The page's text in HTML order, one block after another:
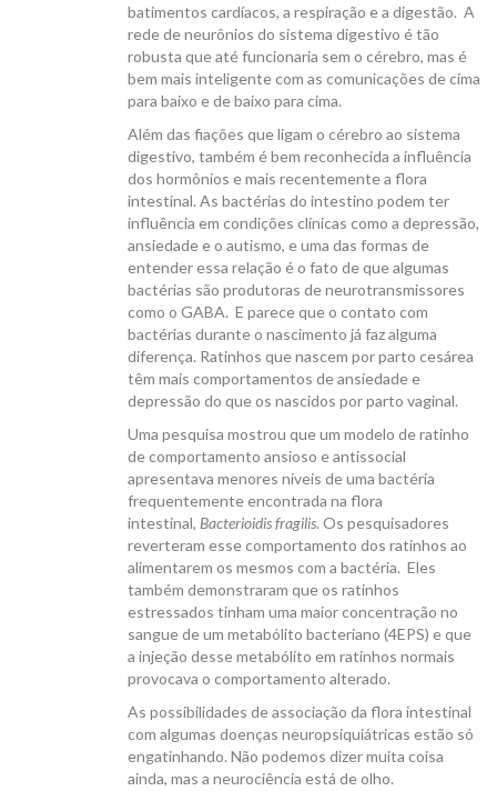
batimentos cardíacos, a respiração e a digestão. A
rede de neurônios do sistema digestivo é tão
robusta que até funcionaria sem o cérebro, mas é
bem mais inteligente com as comunicações de cima
para baixo e de baixo para cima.
Além das fiações que ligam o cérebro ao sistema
digestivo, também é bem reconhecida a influência
dos hormônios e mais recentemente a flora
intestinal. As bactérias do intestino podem ter
influência em condições clínicas como a depressão,
ansiedade e o autismo, e uma das formas de
entender essa relação é o fato de que algumas
bactérias são produtoras de neurotransmissores
como o GABA. E parece que o contato com
bactérias durante o nascimento já faz alguma
diferença. Ratinhos que nascem por parto cesárea
têm mais comportamentos de ansiedade e
depressão do que os nascidos por parto vaginal.
Uma pesquisa mostrou que um modelo de ratinho
de comportamento ansioso e antissocial
apresentava menores níveis de uma bactéria
frequentemente encontrada na flora
intestinal, Bacterioidis fragilis. Os pesquisadores
reverteram esse comportamento dos ratinhos ao
alimentarem os mesmos com a bactéria. Eles
também demonstraram que os ratinhos
estressados tinham uma maior concentração no
sangue de um metabólito bacteriano (4EPS) e que
a injeção desse metabólito em ratinhos normais
provocava o comportamento alterado.
As possibilidades de associação da flora intestinal
com algumas doenças neuropsiquiátricas estão só
engatinhando. Não podemos dizer muita coisa
ainda, mas a neurociência está de olho.